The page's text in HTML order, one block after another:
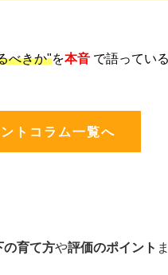
べきか"を本音 で語ってい
トコラム一覧へ
の育て方や評価のポイント